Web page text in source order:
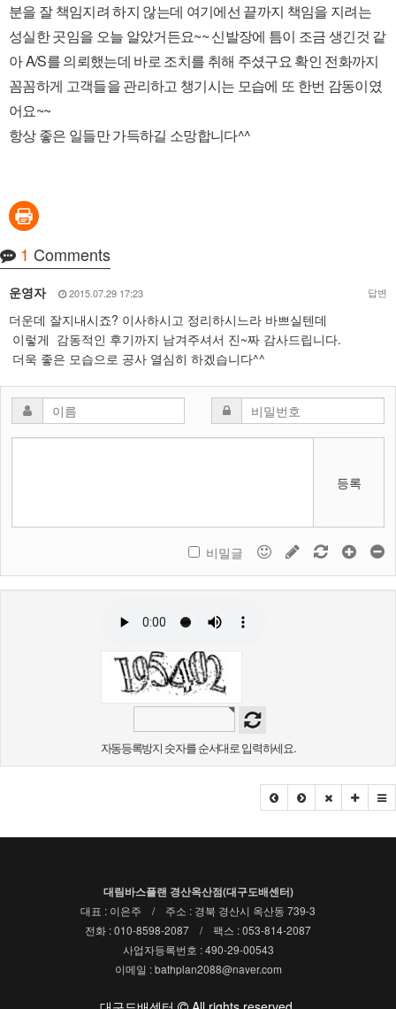
분을 잘 책임지려 하지 않는데 여기에선 끝까지 책임을 지려는
성실한 곳임을 오늘 알았거든요~~ 신발장에 틈이 조금 생긴것 같
아 A/S를 의뢰했는데 바로 조치를 취해 주셨구요 확인 전화까지
꼼꼼하게 고객들을 관리하고 챙기시는 모습에 또 한번 감동이였
어요~~
항상 좋은 일들만 가득하길 소망합니다^^
1 Comments
운영자 2015.07.29 17:23 답변
더운데 잘지내시죠? 이사하시고 정리하시느라 바쁘실텐데
이렇게 감동적인 후기까지 남겨주셔서 진~짜 감사드립니다.
더욱 좋은 모습으로 공사 열심히 하겠습니다^^
등록
비밀글
자동등록방지 숫자를 순서대로 입력하세요.
대림바스플랜 경산옥산점(대구도배센터)
대표 : 이은주 / 주소 : 경북 경산시 옥산동 739-3
전화 : 010-8598-2087 / 팩스 : 053-814-2087
사업자등록번호 : 490-29-00543
이메일 : bathplan2088@naver.com